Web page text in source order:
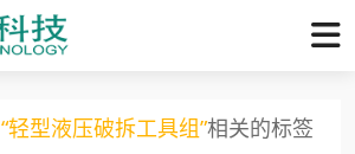
“轻型液压破拆工具组”相关的标签